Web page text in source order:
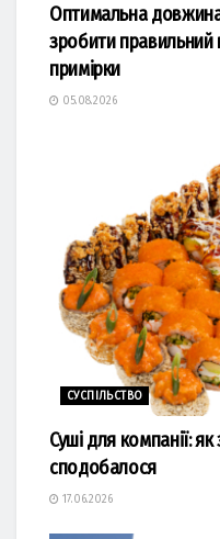
Оптимальна
зробити правильний
примірки
05.08.2026
СУСПІЛЬСТВО
Суші для компанії:
сподобалося
17.06.2026